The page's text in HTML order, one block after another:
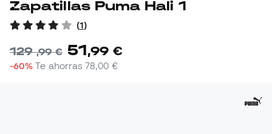
Zapatillas Puma Hali 1
(1)
129,99 € 51,99 €
-60% Te ahorras78,00 €